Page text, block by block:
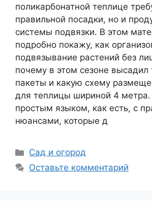
поликарбонатной теплице
правильной посадки, но и
системы подвязки. В этом
подробно покажу, как
подвязывание растений без
почему в этом сезоне высадил
пакеты и какую схему
для теплицы шириной 4 метра.
простым языком, как есть, с
нюансами, которые д
Рубрики
Сад и огород
Оставьте комментарий